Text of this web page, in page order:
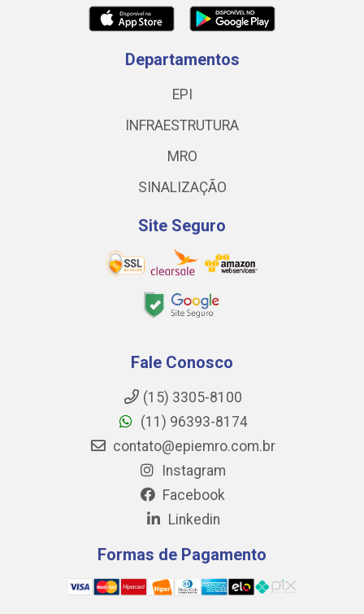
Departamentos
EPI
INFRAESTRUTURA
MRO
SINALIZAÇÃO
Site Seguro
Fale Conosco
(15) 3305-8100
(11) 96393-8174
contato@epiemro.com.br
Instagram
Facebook
Linkedin
Formas de Pagamento